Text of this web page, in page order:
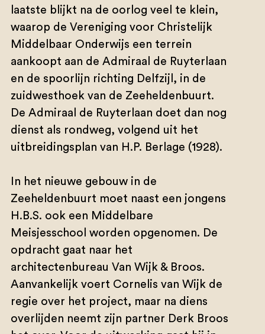
laatste blijkt na de oorlog veel te klein,
waarop de Vereniging voor Christelijk
Middelbaar Onderwijs een terrein
aankoopt aan de Admiraal de Ruyterlaan
en de spoorlijn richting Delfzijl, in de
zuidwesthoek van de Zeeheldenbuurt.
De Admiraal de Ruyterlaan doet dan nog
dienst als rondweg, volgend uit het
uitbreidingsplan van H.P. Berlage (1928).
In het nieuwe gebouw in de
Zeeheldenbuurt moet naast een jongens
H.B.S. ook een Middelbare
Meisjesschool worden opgenomen. De
opdracht gaat naar het
architectenbureau Van Wijk & Broos.
Aanvankelijk voert Cornelis van Wijk de
regie over het project, maar na diens
overlijden neemt zijn partner Derk Broos